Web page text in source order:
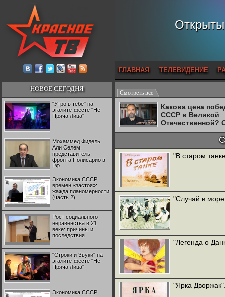
ГЛАВНАЯ ТЕЛЕВИДЕНИЕ
НОВОЕ СЕГОДНЯ
"Утро в тебе" на
эгалите-фесте "Не
Пряча Лица"
Мохаммед Фидель
Али Селем,
представитель
фронта Полисарио в
РФ
Экономика СССР
времен «застоя»:
жажда планомерности
(часть 2)
Рост социального
неравенства в 21
веке: причины и
последствия
"Строки и Звуки" на
эгалите-фесте "Не
Пряча Лица"
Экономика СССР
Смотреть все
Какова цена
СССР в Великой
Отечественной?
Двуреченский о
"В старом
"Случай в
"Легенда о
"Ярка